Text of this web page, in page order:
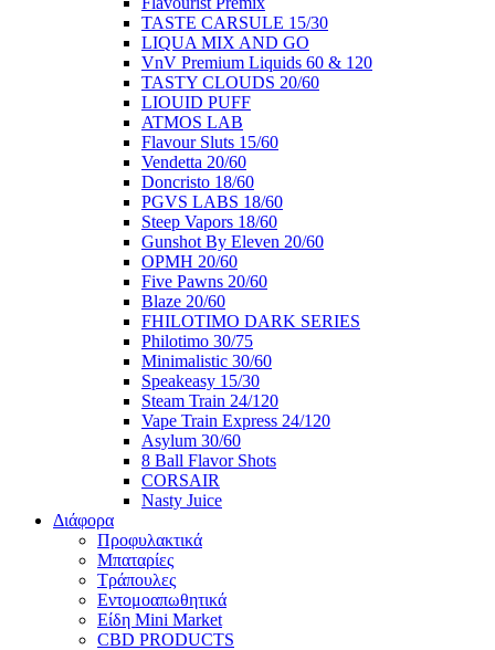
ΤΑSTE CARSULE 15/30
LIQUA MIX AND GO
VnV Premium Liquids 60 & 120
TASTY CLOUDS 20/60
LIOUID PUFF
ATMOS LAB
Flavour Sluts 15/60
Vendetta 20/60
Doncristo 18/60
PGVS LABS 18/60
Steep Vapors 18/60
Gunshot By Eleven 20/60
ΟΡΜΗ 20/60
Five Pawns 20/60
Blaze 20/60
FHILOTIMO DARK SERIES
Philotimo 30/75
Minimalistic 30/60
Speakeasy 15/30
Steam Train 24/120
Vape Train Express 24/120
Asylum 30/60
8 Βall Flavor Shots
CORSAIR
Nasty Juice
Διάφορα
Προφυλακτικά
Μπαταρίες
Τράπουλες
Εντομοαπωθητικά
Είδη Mini Market
CBD PRODUCTS